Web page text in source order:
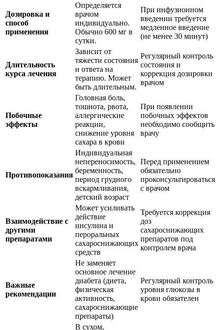
Дозировка и
способ
применения
Определяется
врачом
индивидуально.
Обычно 600 мг в
сутки.
При инфузионном
введении требуется
медленное введение
(не менее 30 минут)
Длительность
курса лечения
Зависит от
тяжести состояния
и ответа на
терапию. Может
быть длительным.
Регулярный контроль
состояния и
коррекция дозировки
врачом
Побочные
эффекты
Головная боль,
тошнота, рвота,
аллергические
реакции,
снижение уровня
сахара в крови
При появлении
побочных эффектов
необходимо сообщить
врачу
Противопоказания
Индивидуальная
непереносимость,
беременность,
период грудного
вскармливания,
детский возраст
Перед применением
обязательно
проконсультироваться
с врачом
Взаимодействие с
другими
препаратами
Может усиливать
действие
инсулина и
пероральных
сахароснижающих
средств
Требуется коррекция
доз
сахароснижающих
препаратов под
контролем врача
Важные
рекомендации
Не заменяет
основное лечение
диабета (диета,
физическая
активность,
сахароснижающие
препараты)
Регулярный контроль
уровня глюкозы в
крови обязателен
В сухом,